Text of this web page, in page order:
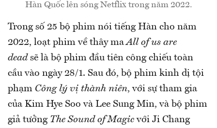
Hàn Quốc lên sóng Netflix trong năm 2022.
Trong số 25 bộ phim nói tiếng Hàn cho năm
2022, loạt phim về thây maAll of us are
dead sẽ là bộ phim đầu tiên công chiếu toàn
cầu vào ngày 28/1. Sau đó, bộ phim kinh dị tội
phạm Công lý vị thành niên, với sự tham gia
của Kim Hye Soo và Lee Sung Min, và bộ phim
giả tưởng The Sound of Magic với Ji Chang